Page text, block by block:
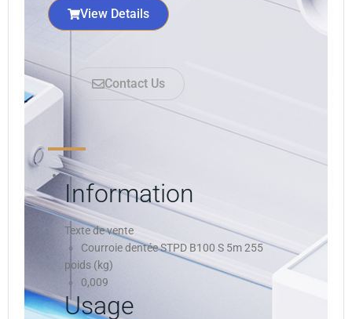
View Details
Contact Us
Information
Texte de vente
Courroie dentée STPD B100 S 5m 255
poids (kg)
0,009
Usage